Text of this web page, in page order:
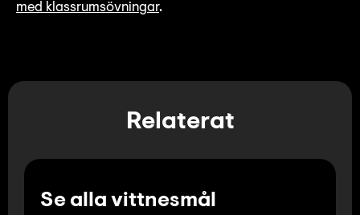
med klassrumsövningar.
Relaterat
Se alla vittnesmål